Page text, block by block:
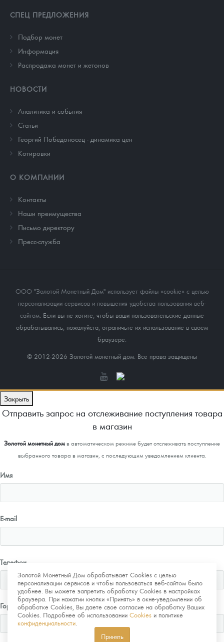
СПЕЦ ПРЕДЛОЖЕНИЯ
Подбор монет
Информация
Распродажа монет и жетонов
НОВОСТИ
Аналитика и события
Cтатьи
Георгий Победоносец - динамика цен
Котировки
О КОМПАНИИ
Контакты
Наши преимущества
Письмо директору
Пресс-служба
ООО "Золотой Монетный Дом" использует файлы «cookie» с целью
персонализации сервисов и повышения удобства пользования веб-
сайтом. Если вы не хотите, чтобы ваши пользовательские данные
обрабатывались, пожалуйста, ограничьте их использование в своём
браузере.
© 2012-2026 Золотой монетный дом. Все права защищены
Золотой Монетный Дом обрабатывает Cookies с целью
персонализации сервисов и чтобы пользоваться веб-сайтом было
удобнее. Вы можете запретить обработку Cookies в настройках
браузера. При нажатии кнопки «Принять» в окне-уведомлении об
обработке Cookies, Вы даете свое согласие на обработку Ваших
Cookies. Подробнее об использовании Cookies и политике
конфиденциальности
Принять
Закрыть
Отправить запрос на отслеживание поступления товара
в магазин
Золотой монетный домв автоматическом режиме будет отслеживать поступление
выбранного товара в магазин, с последующим уведомлением клиента.
Имя
E-mail
Телефон
Город